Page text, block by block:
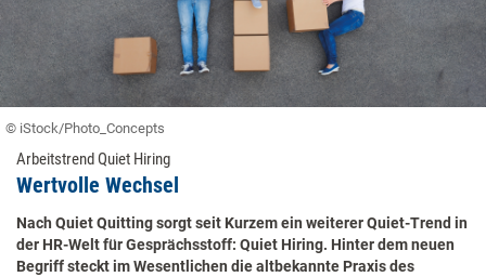
© iStock/Photo_Concepts
Arbeitstrend Quiet Hiring
Wertvolle Wechsel
Nach Quiet Quitting sorgt seit Kurzem ein weiterer Quiet-Trend in
der HR-Welt für Gesprächsstoff: Quiet Hiring. Hinter dem neuen
Begriff steckt im Wesentlichen die altbekannte Praxis des